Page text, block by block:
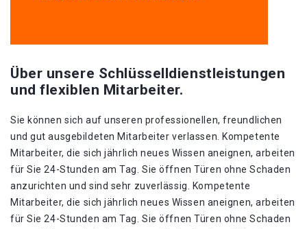
Über unsere Schlüsselldienstleistungen
und flexiblen Mitarbeiter.
Sie können sich auf unseren professionellen, freundlichen
und gut ausgebildeten Mitarbeiter verlassen. Kompetente
Mitarbeiter, die sich jährlich neues Wissen aneignen, arbeiten
für Sie 24-Stunden am Tag. Sie öffnen Türen ohne Schaden
anzurichten und sind sehr zuverlässig. Kompetente
Mitarbeiter, die sich jährlich neues Wissen aneignen, arbeiten
für Sie 24-Stunden am Tag. Sie öffnen Türen ohne Schaden